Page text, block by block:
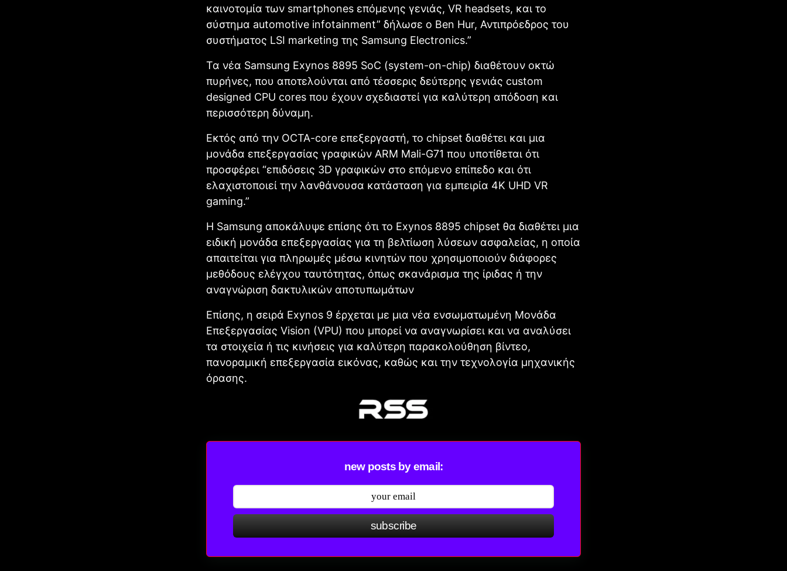
καινοτομία των smartphones επόμενης γενιάς, VR headsets, και το
σύστημα automotive infotainment” δήλωσε ο Ben Hur, Αντιπρόεδρος του
συστήματος LSI marketing της Samsung Electronics.”
Τα νέα Samsung Exynos 8895 SoC (system-on-chip) διαθέτουν οκτώ
πυρήνες, που αποτελούνται από τέσσερις δεύτερης γενιάς custom
designed CPU cores που έχουν σχεδιαστεί για καλύτερη απόδοση και
περισσότερη δύναμη.
Εκτός από την OCTA-core επεξεργαστή, το chipset διαθέτει και μια
μονάδα επεξεργασίας γραφικών ARM Mali-G71 που υποτίθεται ότι
προσφέρει “επιδόσεις 3D γραφικών στο επόμενο επίπεδο και ότι
ελαχιστοποιεί την λανθάνουσα κατάσταση για εμπειρία 4K UHD VR
gaming.”
Η Samsung αποκάλυψε επίσης ότι το Exynos 8895 chipset θα διαθέτει μια
ειδική μονάδα επεξεργασίας για τη βελτίωση λύσεων ασφαλείας, η οποία
απαιτείται για πληρωμές μέσω κινητών που χρησιμοποιούν διάφορες
μεθόδους ελέγχου ταυτότητας, όπως σκανάρισμα της ίριδας ή την
αναγνώριση δακτυλικών αποτυπωμάτων
Επίσης, η σειρά Exynos 9 έρχεται με μια νέα ενσωματωμένη Μονάδα
Επεξεργασίας Vision (VPU) που μπορεί να αναγνωρίσει και να αναλύσει
τα στοιχεία ή τις κινήσεις για καλύτερη παρακολούθηση βίντεο,
πανοραμική επεξεργασία εικόνας, καθώς και την τεχνολογία μηχανικής
όρασης.
new posts by email:
subscribe